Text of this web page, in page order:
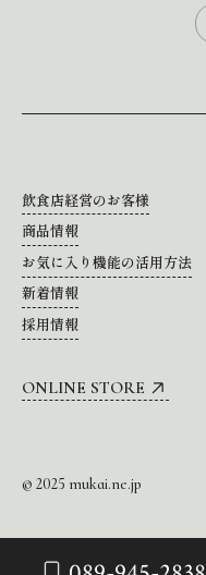
飲食店経営のお客様
商品情報
お気に入り機能の活用方法
新着情報
採用情報
ONLINE STORE
© 2025 mukai.ne.jp